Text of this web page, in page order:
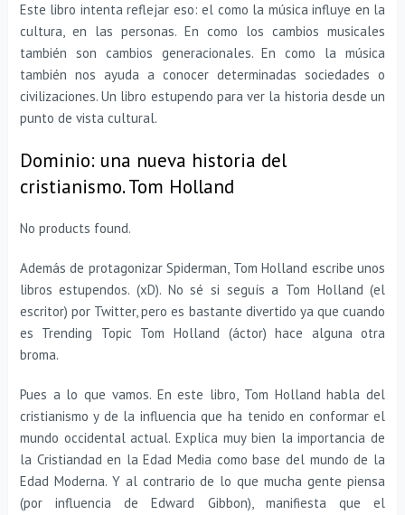
Este libro intenta reflejar eso: el como la música influye en la
cultura, en las personas. En como los cambios musicales
también son cambios generacionales. En como la música
también nos ayuda a conocer determinadas sociedades o
civilizaciones. Un libro estupendo para ver la historia desde un
punto de vista cultural.
Dominio: una nueva historia del
cristianismo. Tom Holland
No products found.
Además de protagonizar Spiderman, Tom Holland escribe unos
libros estupendos. (xD). No sé si seguís a Tom Holland (el
escritor) por Twitter, pero es bastante divertido ya que cuando
es Trending Topic Tom Holland (áctor) hace alguna otra
broma.
Pues a lo que vamos. En este libro, Tom Holland habla del
cristianismo y de la influencia que ha tenido en conformar el
mundo occidental actual. Explica muy bien la importancia de
la Cristiandad en la Edad Media como base del mundo de la
Edad Moderna. Y al contrario de lo que mucha gente piensa
(por influencia de Edward Gibbon), manifiesta que el